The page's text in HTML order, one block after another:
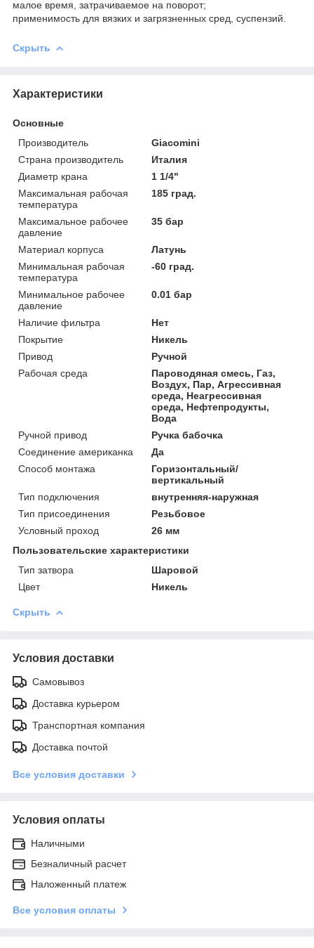
малое время, затрачиваемое на поворот;
применимость для вязких и загрязненных сред, суспензий.
Скрыть
Характеристики
Основные
Производитель
Giacomini
Страна производитель
Италия
Диаметр крана
1 1/4"
Максимальная рабочая
температура
185 град.
Максимальное рабочее
давление
35 бар
Материал корпуса
Латунь
Минимальная рабочая
температура
-60 град.
Минимальное рабочее
давление
0.01 бар
Наличие фильтра
Нет
Покрытие
Никель
Привод
Ручной
Рабочая среда
Пароводяная смесь, Газ,
Воздух, Пар, Агрессивная
среда, Неагрессивная
среда, Нефтепродукты,
Вода
Ручной привод
Ручка бабочка
Соединение американка
Да
Способ монтажа
Горизонтальный/
вертикальный
Тип подключения
внутренняя-наружная
Тип присоединения
Резьбовое
Условный проход
26 мм
Пользовательские характеристики
Тип затвора
Шаровой
Цвет
Никель
Скрыть
Условия доставки
Самовывоз
Доставка курьером
Транспортная компания
Доставка почтой
Все условия доставки
Условия оплаты
Наличными
Безналичный расчет
Наложенный платеж
Все условия оплаты